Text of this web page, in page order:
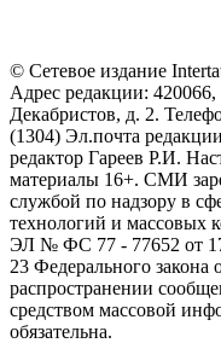
© Сетевое издание
Адрес редакции: 420066,
Декабристов, д. 2.
(1304) Эл.почта
редактор Гареев Р.И.
материалы 16+. СМИ
службой по надзору в
технологий и массовых
ЭЛ № ФС 77 - 77652 от
23 Федерального
распространении
средством массовой
обязательна.